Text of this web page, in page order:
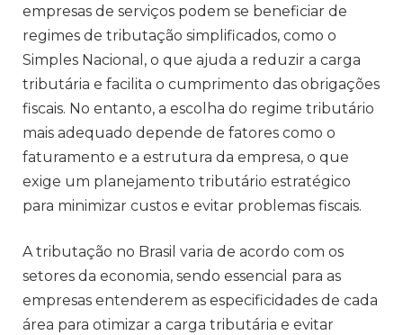
empresas de serviços podem se beneficiar de
regimes de tributação simplificados, como o
Simples Nacional, o que ajuda a reduzir a carga
tributária e facilita o cumprimento das obrigações
fiscais. No entanto, a escolha do regime tributário
mais adequado depende de fatores como o
faturamento e a estrutura da empresa, o que
exige um planejamento tributário estratégico
para minimizar custos e evitar problemas fiscais.
A tributação no Brasil varia de acordo com os
setores da economia, sendo essencial para as
empresas entenderem as especificidades de cada
área para otimizar a carga tributária e evitar